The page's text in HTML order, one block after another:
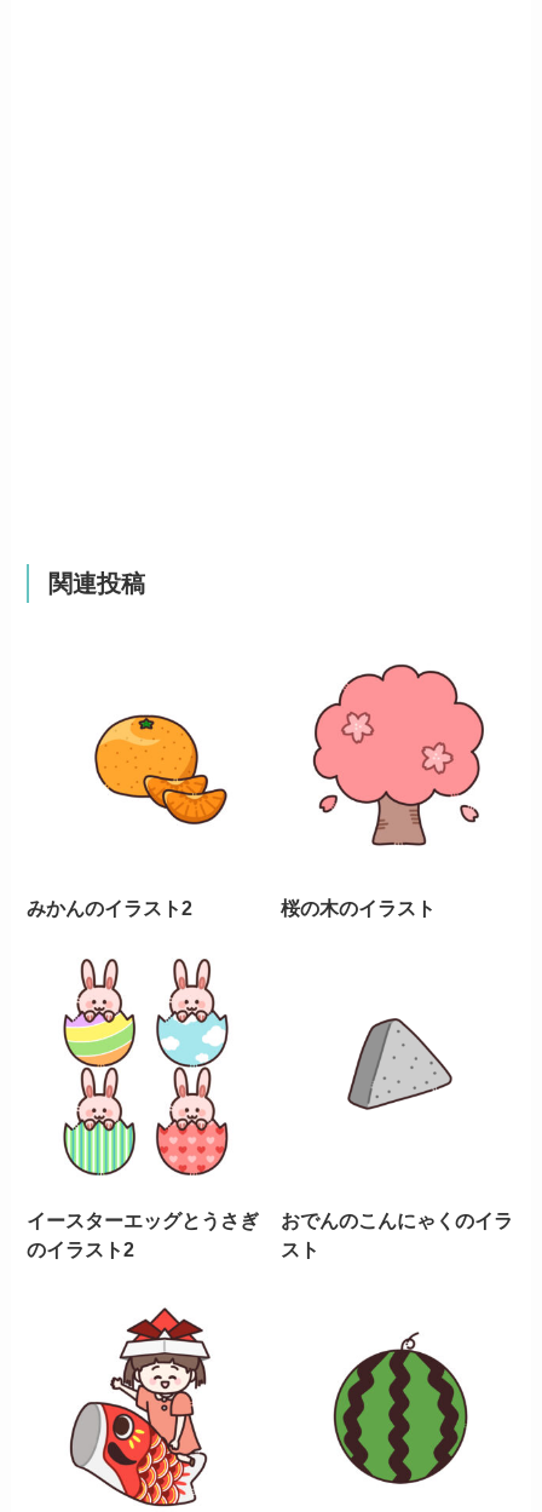
関連投稿
みかんのイラスト2 桜の木のイラスト
イースターエッグとうさぎ
のイラスト2
おでんのこんにゃくのイラ
スト